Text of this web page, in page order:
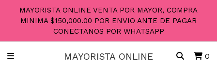
MAYORISTA ONLINE VENTA POR MAYOR, COMPRA
MINIMA $150,000.00 POR ENVIO ANTE DE PAGAR
CONECTANOS POR WHATSAPP
MAYORISTA ONLINE 0